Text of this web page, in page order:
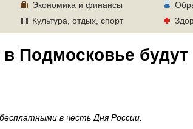
Экономика и финансы
Культура, отдых, спорт
Подмосковье будут
в честь Дня России.